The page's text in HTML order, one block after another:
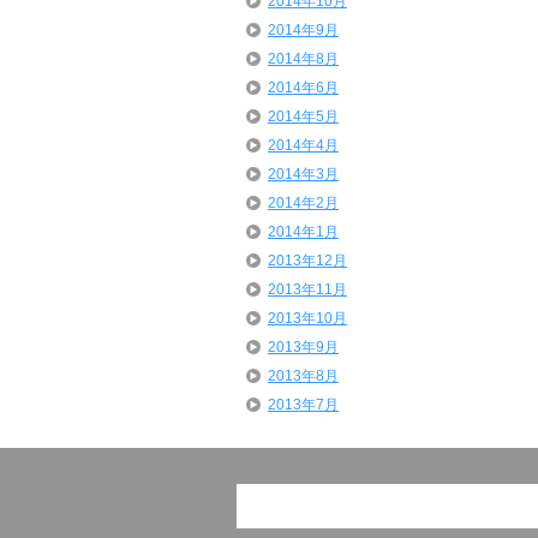
2014年9月
2014年8月
2014年6月
2014年5月
2014年4月
2014年3月
2014年2月
2014年1月
2013年12月
2013年11月
2013年10月
2013年9月
2013年8月
2013年7月